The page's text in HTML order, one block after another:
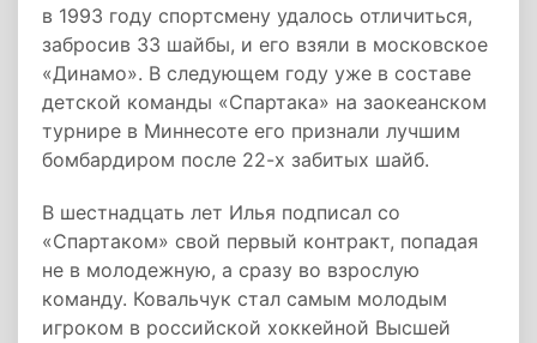
в 1993 году спортсмену удалось отличиться,
забросив 33 шайбы, и его взяли в московское
«Динамо». В следующем году уже в составе
детской команды «Спартака» на заокеанском
турнире в Миннесоте его признали лучшим
бомбардиром после 22-х забитых шайб.
В шестнадцать лет Илья подписал со
«Спартаком» свой первый контракт, попадая
не в молодежную, а сразу во взрослую
команду. Ковальчук стал самым молодым
игроком в российской хоккейной Высшей